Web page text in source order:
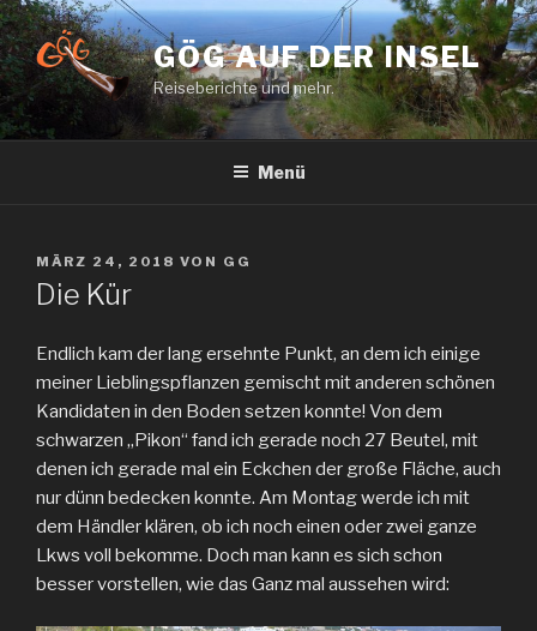
Zum
Inhalt
springen
GÖG AUF DER INSEL
Reiseberichte und mehr.
Menü
VERÖFFENTLICHT
AM
MÄRZ 24, 2018 VON GG
Die Kür
Endlich kam der lang ersehnte Punkt, an dem ich einige
meiner Lieblingspflanzen gemischt mit anderen schönen
Kandidaten in den Boden setzen konnte! Von dem
schwarzen „Pikon“ fand ich gerade noch 27 Beutel, mit
denen ich gerade mal ein Eckchen der große Fläche, auch
nur dünn bedecken konnte. Am Montag werde ich mit
dem Händler klären, ob ich noch einen oder zwei ganze
Lkws voll bekomme. Doch man kann es sich schon
besser vorstellen, wie das Ganz mal aussehen wird: